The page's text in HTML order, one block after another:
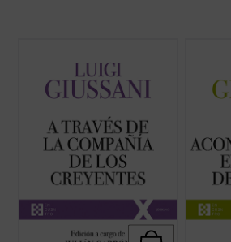
es el quinto volumen de la serie dedicada a
las intervenciones realizadas por don Luigi
Giussani durante los Ejercicios espirituales
de la Fraternidad de Comunión y Liberación
el cuarto
lecciones y
durante los
Fraternidad